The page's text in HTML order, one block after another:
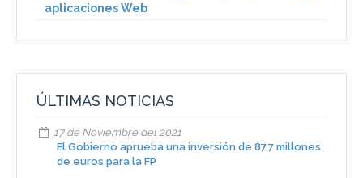
aplicaciones Web
ÚLTIMAS NOTICIAS
17 de Noviembre del 2021
El Gobierno aprueba una inversión de 87,7 millones
de euros para la FP